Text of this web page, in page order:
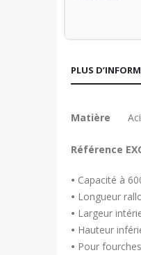
PLUS
Plus
Matière
Référence
• Capacité à
• Longueur
• Largeur
• Hauteur
• Pour